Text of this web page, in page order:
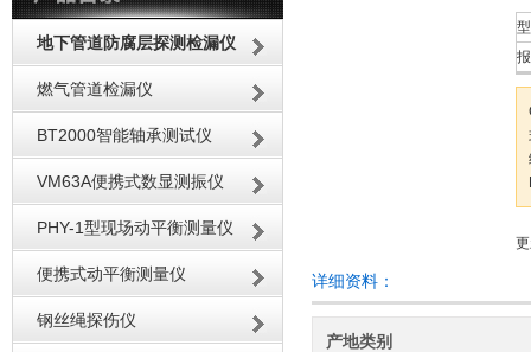
地下管道防腐层探测检漏仪
燃气管道检漏仪
BT2000智能轴承测试仪
VM63A便携式数显测振仪
PHY-1型现场动平衡测量仪
便携式动平衡测量仪
钢丝绳探伤仪
详细资料：
产地类别